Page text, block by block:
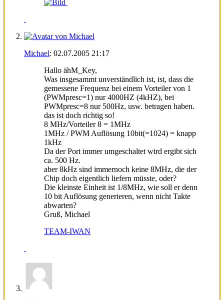
Michael: 02.07.2005 21:17
Hallo ähM_Key,
Was insgesammt unverständlich ist, ist, dass die
gemessene Frequenz bei einem Vorteiler von 1
(PWMpresc=1) nur 4000HZ (4kHZ), bei
PWMpresc=8 nur 500Hz, usw. betragen haben.
das ist doch richtig so!
8 MHz/Vorteiler 8 = 1MHz
1MHz / PWM Auflösung 10bit(=1024) = knapp
1kHz
Da der Port immer umgeschaltet wird ergibt sich
ca. 500 Hz.
aber 8kHz sind immernoch keine 8MHz, die der
Chip doch eigentlich liefern müsste, oder?
Die kleinste Einheit ist 1/8MHz, wie soll er denn
10 bit Auflösung generieren, wenn nicht Takte
abwarten?
Gruß, Michael
TEAM-IWAN